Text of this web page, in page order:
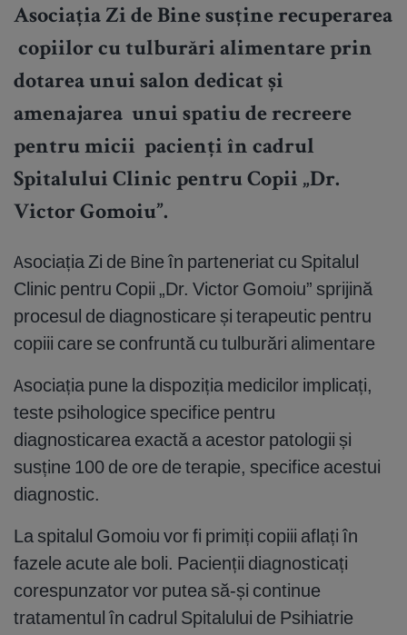
Asociația Zi de Bine susține recuperarea
copiilor cu tulburări alimentare prin
dotarea unui salon dedicat și
amenajarea unui spatiu de recreere
pentru micii pacienți în cadrul
Spitalului Clinic pentru Copii „Dr.
Victor Gomoiu”.
Asociația Zi de Bine în parteneriat cu Spitalul
Clinic pentru Copii „Dr. Victor Gomoiu” sprijină
procesul de diagnosticare și terapeutic pentru
copiii care se confruntă cu tulburări alimentare
Asociația pune la dispoziția medicilor implicați,
teste psihologice specifice pentru
diagnosticarea exactă a acestor patologii și
susține 100 de ore de terapie, specifice acestui
diagnostic.
La spitalul Gomoiu vor fi primiți copiii aflați în
fazele acute ale boli. Pacienții diagnosticați
corespunzator vor putea să-și continue
tratamentul în cadrul Spitalului de Psihiatrie